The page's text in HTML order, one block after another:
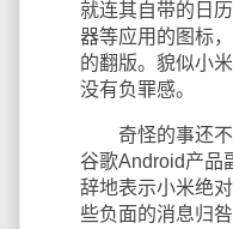
就连其自带的日
器等应用的图标
的翻版。貌似小
没有负罪感。
奇怪的事还不
谷歌Android产品
辞地表示小米绝
些负面的消息归